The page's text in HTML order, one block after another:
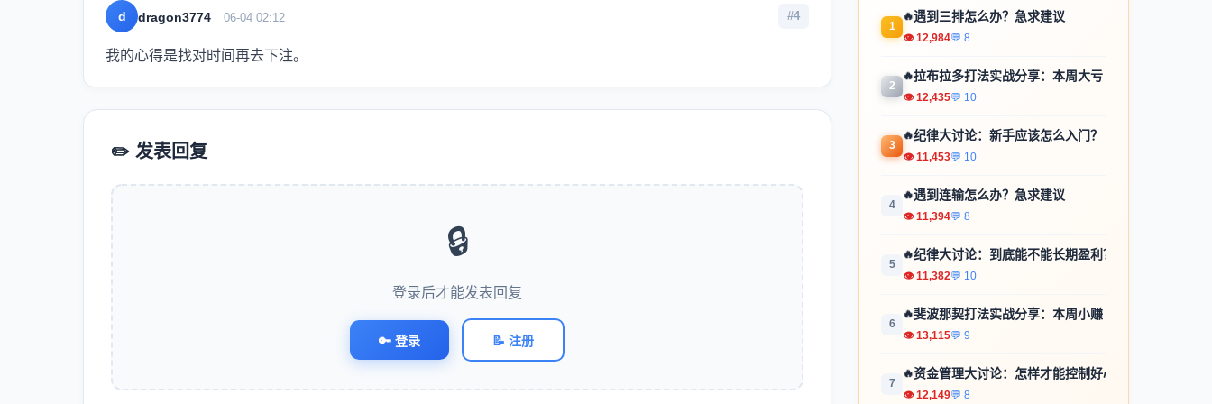
d dragon3774 06-04 02:12 #4
我的心得是找对时间再去下注。
✏️ 发表回复
🔒
登录后才能发表回复
🔑 登录 📝 注册
1
🔥遇到三排怎么办？急求建议
👁 12,984💬 8
2
🔥拉布拉多打法实战分享：本周大亏
👁 12,435💬 10
3
🔥纪律大讨论：新手应该怎么入门？
👁 11,453💬 10
4
🔥遇到连输怎么办？急求建议
👁 11,394💬 8
5
🔥纪律大讨论：到底能不能长期盈利？
👁 11,382💬 10
6
🔥斐波那契打法实战分享：本周小赚
👁 13,115💬 9
7
🔥资金管理大讨论：怎样才能控制好心...
👁 12,149💬 8